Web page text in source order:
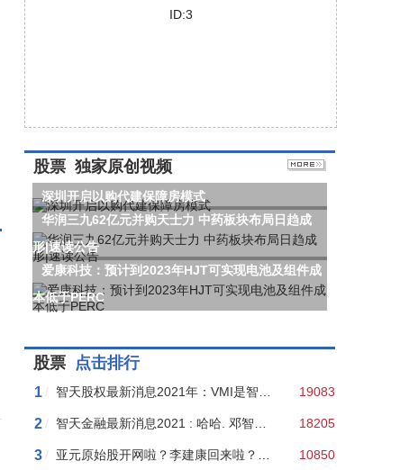
ID:3
股票 独家原创视频
深圳开启以购代建保障房模式
华润三九62亿元并购天士力 中药板块布局日趋成
形|速读公告
爱康科技：预计到2023年HJT可实现电池及组件成
本低于PERC
股票 点击排行
1 / 19083
2 / 18205
3 / 10850